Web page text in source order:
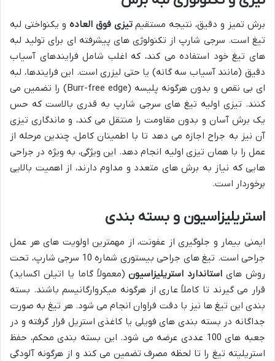
برش تمیز و دقیق، نتیجه مستقیمتیزی فوق العاده و یکنواختی لبه
تیغ است. سرجی شارپ از تکنولوژی های پیشرفته ای برای تولید لبه
های تیغ خود استفاده می کند، که اغلب شامل فرایندهای آسیاب
دقیق (مانند آسیاب سه گانه) یا حتی لیزری است. این فرایندها، لبه
ای بی نقص و بدون هرگونه پلیسه (Burr-free edge) را تضمین می
کنند. تیزی اولیه تیغ های سرجی شارپ به قدری بالاست که حس
یک برش آسان و بدون مقاومت را منتقل می کند، و ماندگاری تیزی
آن نیز به جراح اجازه می دهد تا با اطمینان کامل، چندین مرحله از
عمل را با همان تیزی اولیه انجام دهد. این ویژگی، به ویژه در جراحی
هایی که نیاز به برش های متعدد و مداوم دارند، از اهمیت بالایی
برخوردار است.
استریلیزاسیون و بسته بندی
ایمنی بیمار و جلوگیری از عفونت، از مهمترین اولویت های هر عمل
جراحی است. تیغ های جراحی بیستوری شماره 10 سرجی شارپ، تحت
روش های استاندارد استریلیزاسیون(معمولاً گاما یا اتیلن اکساید)
قرار می گیرند تا کاملاً عاری از هرگونه میکروارگانیسم باشند. بسته
بندی این تیغ ها نیز با دقت فراوان انجام می شود. هر تیغ به صورت
جداگانه در بسته بندی های فویلی یا کاغذی استریل قرار گرفته و در
جعبه های 100 عددی عرضه می شود. این بسته بندی محکم، حفظ
استریلیته تیغ را تا لحظه مصرف تضمین می کند و از هرگونه آلودگی